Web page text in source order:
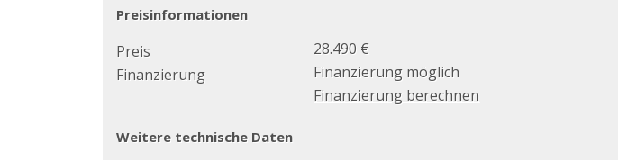
Preisinformationen
Preis
28.490 €
Finanzierung
Finanzierung möglich
Finanzierung berechnen
Weitere technische Daten